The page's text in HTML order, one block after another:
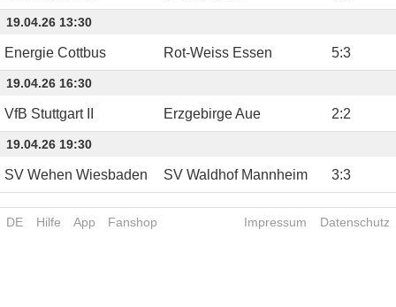
19.04.26 13:30
Energie Cottbus Rot-Weiss Essen 5:3
19.04.26 16:30
VfB Stuttgart II Erzgebirge Aue 2:2
19.04.26 19:30
SV Wehen Wiesbaden SV Waldhof Mannheim 3:3
DE Hilfe App Fanshop Impressum Datenschutz